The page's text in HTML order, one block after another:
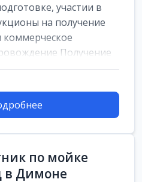
участии в
на получение
коммерческое
Получение
по мойке
в Димоне